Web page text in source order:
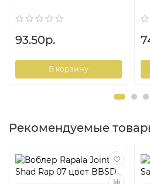
93.50р.
В корзину
Рекомендуемые